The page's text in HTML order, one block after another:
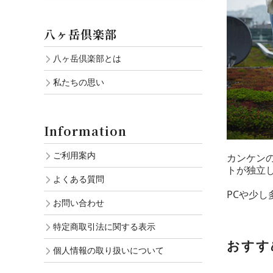
カンケン
トが独立
PCや少し
おす
八ヶ岳倶楽部
八ヶ岳倶楽部とは
私たちの思い
Information
ご利用案内
よくある質問
お問い合わせ
特定商取引法に関する表示
個人情報の取り扱いについて